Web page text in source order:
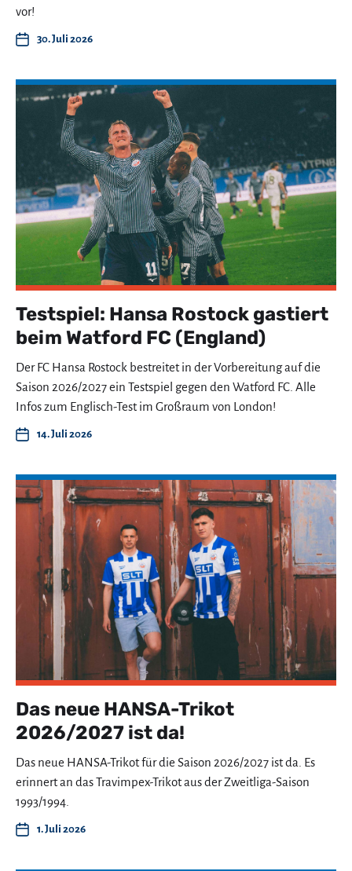
vor!
30. Juli 2026
Testspiel: Hansa Rostock gastiert
beim Watford FC (England)
Der FC Hansa Rostock bestreitet in der Vorbereitung auf die
Saison 2026/2027 ein Testspiel gegen den Watford FC. Alle
Infos zum Englisch-Test im Großraum von London!
14. Juli 2026
Das neue HANSA-Trikot
2026/2027 ist da!
Das neue HANSA-Trikot für die Saison 2026/2027 ist da. Es
erinnert an das Travimpex-Trikot aus der Zweitliga-Saison
1993/1994.
1. Juli 2026